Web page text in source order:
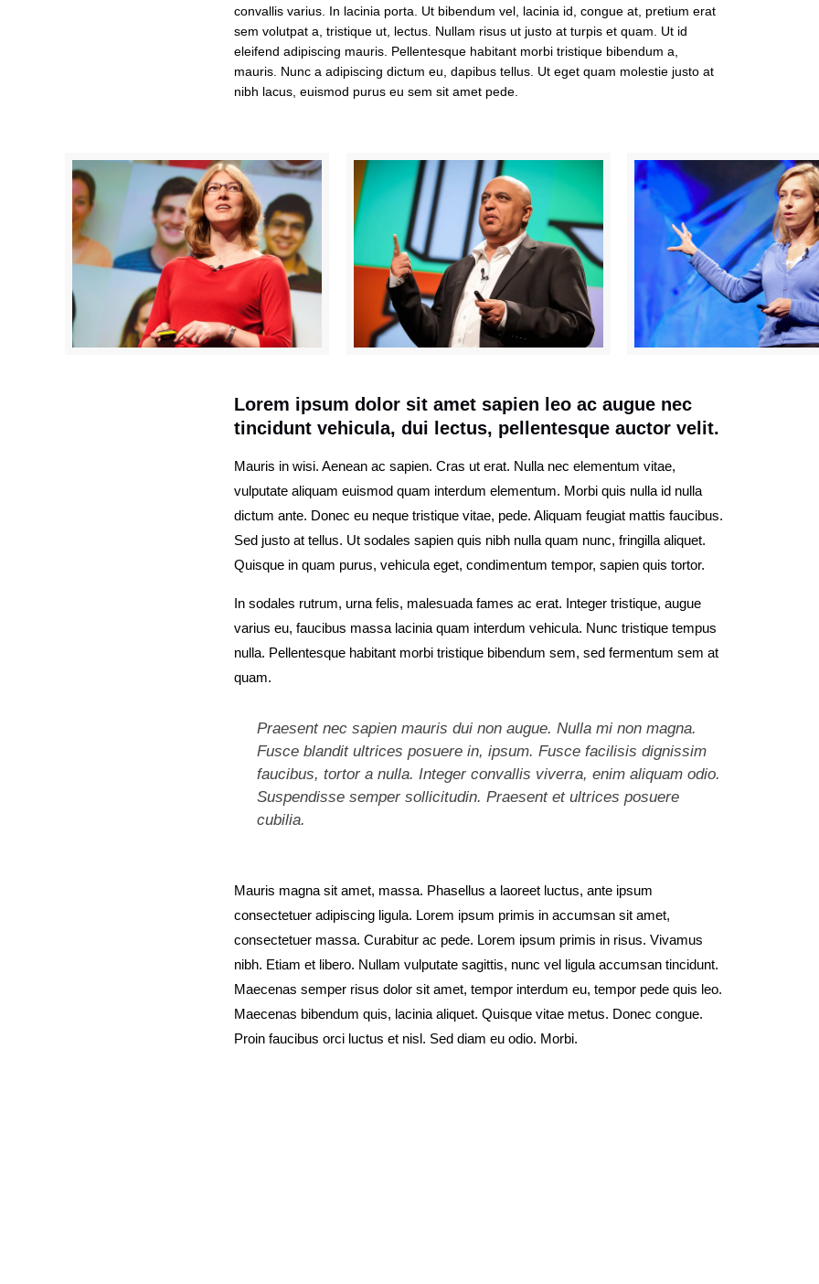
convallis varius. In lacinia porta. Ut bibendum vel, lacinia id, congue at, pretium erat
sem volutpat a, tristique ut, lectus. Nullam risus ut justo at turpis et quam. Ut id
eleifend adipiscing mauris. Pellentesque habitant morbi tristique bibendum a,
mauris. Nunc a adipiscing dictum eu, dapibus tellus. Ut eget quam molestie justo at
nibh lacus, euismod purus eu sem sit amet pede.
Lorem ipsum dolor sit amet sapien leo ac augue nec
tincidunt vehicula, dui lectus, pellentesque auctor velit.
Mauris in wisi. Aenean ac sapien. Cras ut erat. Nulla nec elementum vitae,
vulputate aliquam euismod quam interdum elementum. Morbi quis nulla id nulla
dictum ante. Donec eu neque tristique vitae, pede. Aliquam feugiat mattis faucibus.
Sed justo at tellus. Ut sodales sapien quis nibh nulla quam nunc, fringilla aliquet.
Quisque in quam purus, vehicula eget, condimentum tempor, sapien quis tortor.
In sodales rutrum, urna felis, malesuada fames ac erat. Integer tristique, augue
varius eu, faucibus massa lacinia quam interdum vehicula. Nunc tristique tempus
nulla. Pellentesque habitant morbi tristique bibendum sem, sed fermentum sem at
quam.
Praesent nec sapien mauris dui non augue. Nulla mi non magna.
Fusce blandit ultrices posuere in, ipsum. Fusce facilisis dignissim
faucibus, tortor a nulla. Integer convallis viverra, enim aliquam odio.
Suspendisse semper sollicitudin. Praesent et ultrices posuere
cubilia.
Mauris magna sit amet, massa. Phasellus a laoreet luctus, ante ipsum
consectetuer adipiscing ligula. Lorem ipsum primis in accumsan sit amet,
consectetuer massa. Curabitur ac pede. Lorem ipsum primis in risus. Vivamus
nibh. Etiam et libero. Nullam vulputate sagittis, nunc vel ligula accumsan tincidunt.
Maecenas semper risus dolor sit amet, tempor interdum eu, tempor pede quis leo.
Maecenas bibendum quis, lacinia aliquet. Quisque vitae metus. Donec congue.
Proin faucibus orci luctus et nisl. Sed diam eu odio. Morbi.